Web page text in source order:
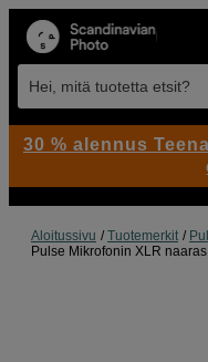
Hei, mitä tuotetta etsit?
Aloitussivu Tuotemerkit
Pulse Mikrofonin XLR
30 % alennus